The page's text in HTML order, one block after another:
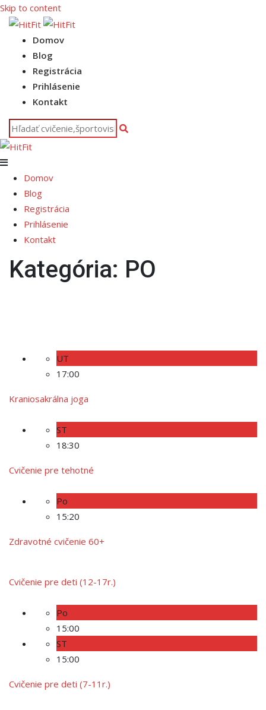
Skip to content
Domov
Blog
Registrácia
Prihlásenie
Kontakt
Domov
Blog
Registrácia
Prihlásenie
Kontakt
Kategória: PO
UT
17:00
Kraniosakrálna joga
ST
18:30
Cvičenie pre tehotné
Po
15:20
Zdravotné cvičenie 60+
Cvičenie pre deti (12-17r.)
Po
15:00
ST
15:00
Cvičenie pre deti (7-11r.)